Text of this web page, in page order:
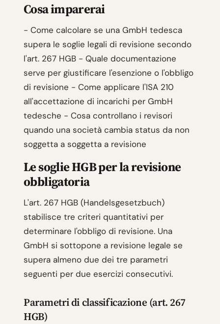
Cosa imparerai
- Come calcolare se una GmbH tedesca
supera le soglie legali di revisione secondo
l'art. 267 HGB - Quale documentazione
serve per giustificare l'esenzione o l'obbligo
di revisione - Come applicare l'ISA 210
all'accettazione di incarichi per GmbH
tedesche - Cosa controllano i revisori
quando una società cambia status da non
soggetta a soggetta a revisione
Le soglie HGB per la revisione
obbligatoria
L'art. 267 HGB (Handelsgesetzbuch)
stabilisce tre criteri quantitativi per
determinare l'obbligo di revisione. Una
GmbH si sottopone a revisione legale se
supera almeno due dei tre parametri
seguenti per due esercizi consecutivi.
Parametri di classificazione (art. 267
HGB)